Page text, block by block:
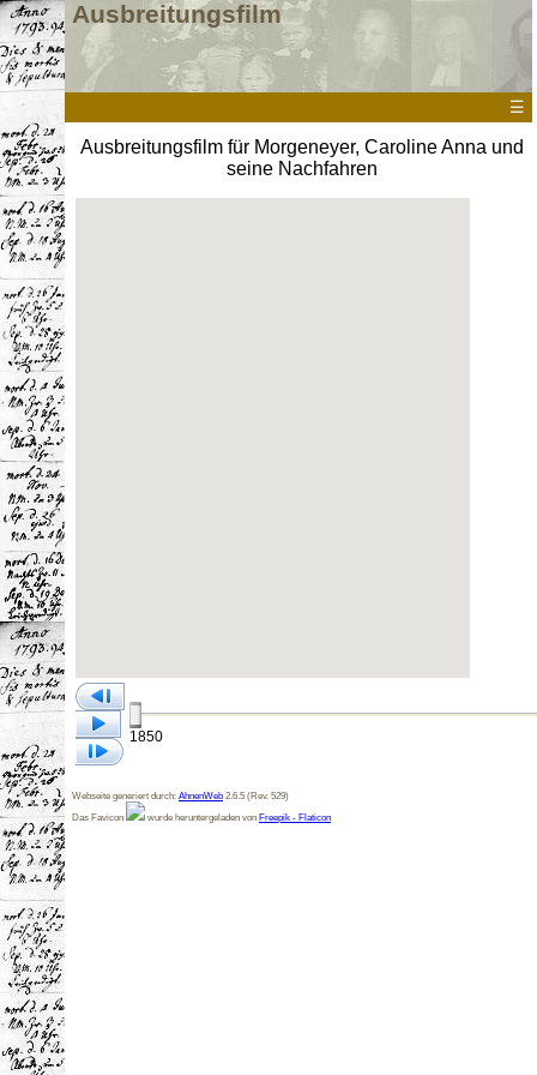
Ausbreitungsfilm
☰
Ausbreitungsfilm für Morgeneyer, Caroline Anna und
seine Nachfahren
1850
Webseite generiert durch: AhnenWeb 2.6.5 (Rev. 529)
Das Favicon
wurde heruntergeladen von Freepik - Flaticon